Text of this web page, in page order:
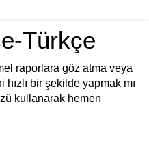
Türkçe
raporlara göz atma veya
bir şekilde yapmak mı
kullanarak hemen